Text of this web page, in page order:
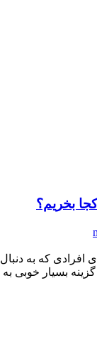
بخریم؟
افرادی که به
بسیار خوبی